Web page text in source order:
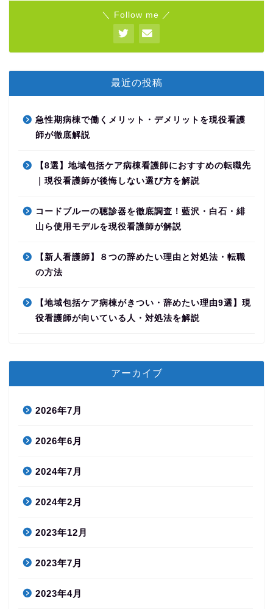
＼ Follow me ／
最近の投稿
急性期病棟で働くメリット・デメリットを現役看護
師が徹底解説
【8選】地域包括ケア病棟看護師におすすめの転職先
｜現役看護師が後悔しない選び方を解説
コードブルーの聴診器を徹底調査！藍沢・白石・緋
山ら使用モデルを現役看護師が解説
【新人看護師】８つの辞めたい理由と対処法・転職
の方法
【地域包括ケア病棟がきつい・辞めたい理由9選】現
役看護師が向いている人・対処法を解説
アーカイブ
2026年7月
2026年6月
2024年7月
2024年2月
2023年12月
2023年7月
2023年4月